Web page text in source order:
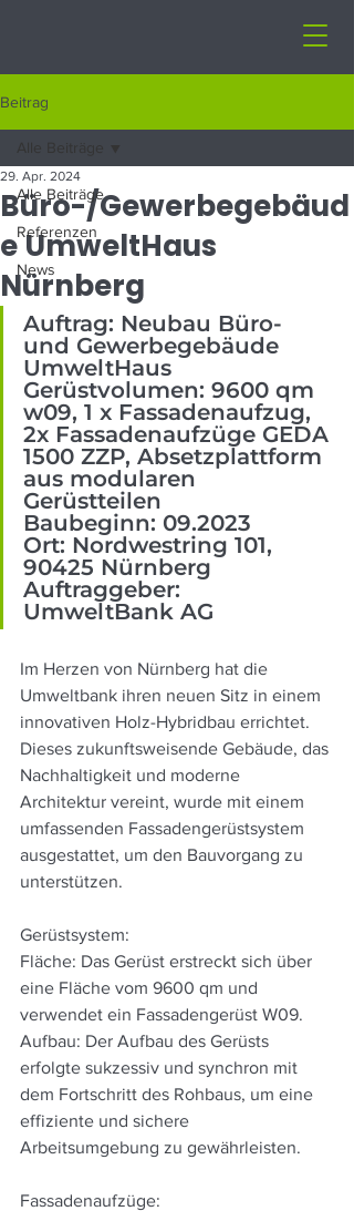
Beitrag
Alle Beiträge
Referenzen
News
Alle Beiträge
Büro-/Gewerbegebäud
e UmweltHaus
Nürnberg
29. Apr. 2024
Auftrag: Neubau Büro-
und Gewerbegebäude
UmweltHaus
Gerüstvolumen: 9600 qm
w09, 1 x Fassadenaufzug,
2x Fassadenaufzüge GEDA
1500 ZZP, Absetzplattform
aus modularen
Gerüstteilen
Baubeginn: 09.2023
Ort: Nordwestring 101,
90425 Nürnberg
Auftraggeber:
UmweltBank AG
Im Herzen von Nürnberg hat die
Umweltbank ihren neuen Sitz in einem
innovativen Holz-Hybridbau errichtet.
Dieses zukunftsweisende Gebäude, das
Nachhaltigkeit und moderne
Architektur vereint, wurde mit einem
umfassenden Fassadengerüstsystem
ausgestattet, um den Bauvorgang zu
unterstützen.
Gerüstsystem:
Fläche: Das Gerüst erstreckt sich über
eine Fläche vom 9600 qm und
verwendet ein Fassadengerüst W09.
Aufbau: Der Aufbau des Gerüsts
erfolgte sukzessiv und synchron mit
dem Fortschritt des Rohbaus, um eine
effiziente und sichere
Arbeitsumgebung zu gewährleisten.
Fassadenaufzüge: